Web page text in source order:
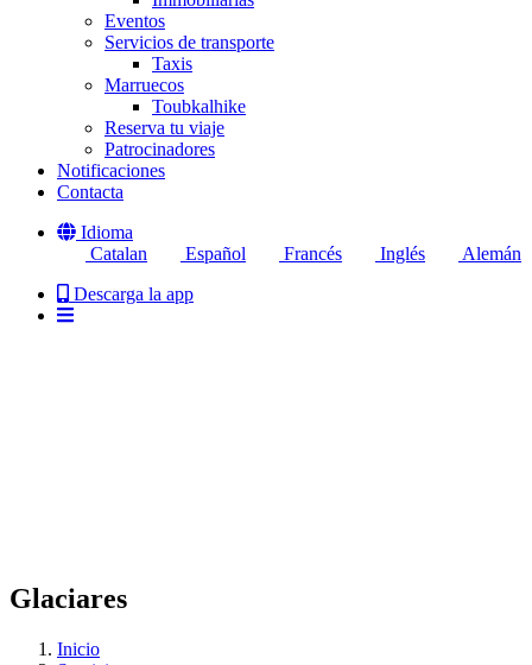
Eventos
Servicios de transporte
Taxis
Marruecos
Toubkalhike
Reserva tu viaje
Patrocinadores
Notificaciones
Contacta
Idioma
Catalan
Español Francés Inglés
Alemán
Descarga la app
Glaciares
Inicio